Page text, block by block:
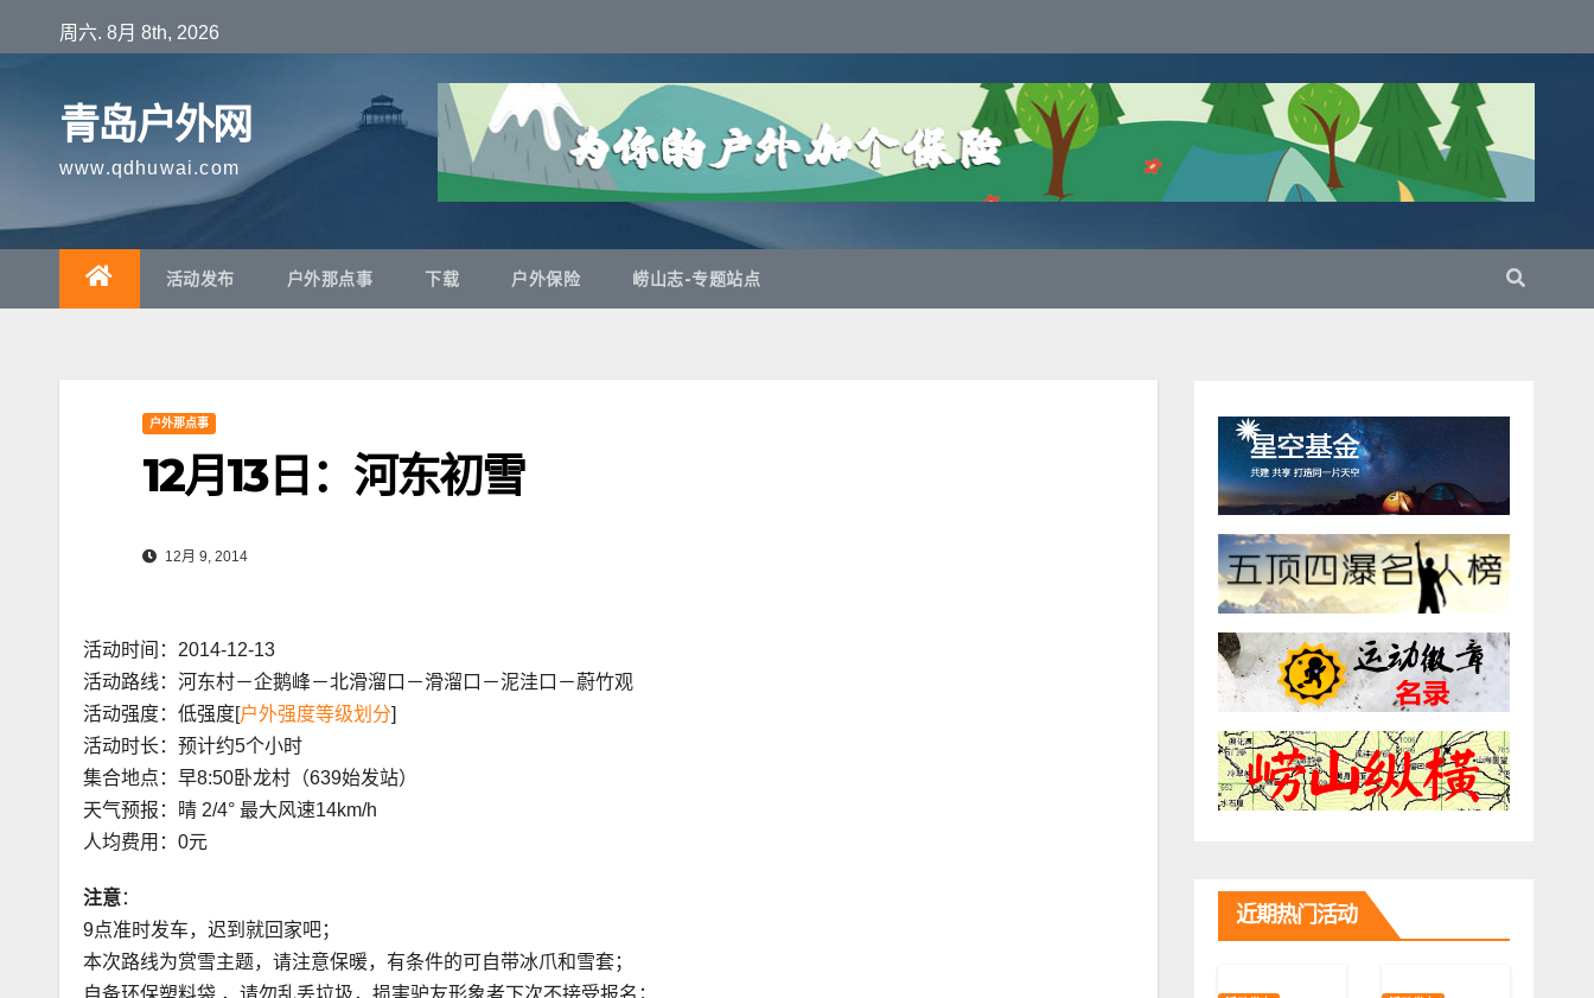
至
周六. 8月 8th, 2026
青岛户外网
www.qdhuwai.com
活动发布 户外那点事 下载 户外保险 崂山志-专题站点
户外那点事
12月13日：河东初雪
12月 9, 2014
活动时间：2014-12-13
活动路线：河东村－企鹅峰－北滑溜口－滑溜口－泥洼口－蔚竹观
活动强度：低强度[户外强度等级划分]
活动时长：预计约5个小时
集合地点：早8:50卧龙村（639始发站）
天气预报：晴 2/4° 最大风速14km/h
人均费用：0元
注意：
9点准时发车，迟到就回家吧；
本次路线为赏雪主题，请注意保暖，有条件的可自带冰爪和雪套；
自备环保塑料袋,，请勿乱丢垃圾，损害驴友形象者下次不接受报名；
近期热门活动